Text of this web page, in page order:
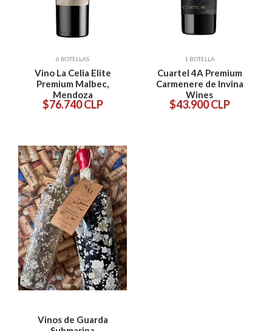
6 BOTELLAS
Vino La Celia Elite
Premium Malbec,
Mendoza
$76.740 CLP
1 BOTELLA
Cuartel 4A Premium
Carmenere de Invina
Wines
$43.900 CLP
Vinos de Guarda